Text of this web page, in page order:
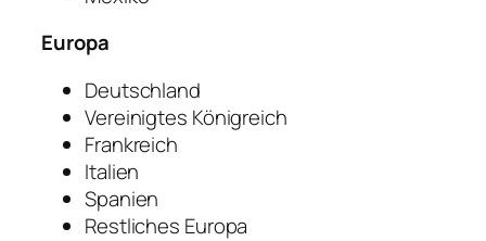
Europa
Deutschland
Vereinigtes Königreich
Frankreich
Italien
Spanien
Restliches Europa